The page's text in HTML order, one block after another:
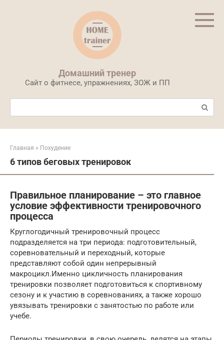
Домашний тренер
Сайт о фитнесе, упражнениях, ЗОЖ и ПП
Поиск:
Главная » Похудение
6 типов беговых тренировок
Правильное планирование – это главное
условие эффективности тренировочного
процесса
Круглогодичный тренировочный процесс
подразделяется на три периода: подготовительный,
соревновательный и переходный, которые
представляют собой один непрерывный
макроцикл.Именно цикличность планирования
тренировки позволяет подготовиться к спортивному
сезону и к участию в соревнованиях, а также хорошо
увязывать тренировки с занятостью по работе или
учебе.